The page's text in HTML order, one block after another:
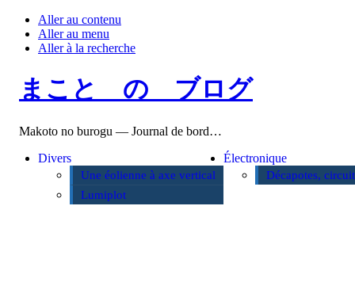
Aller au contenu
Aller au menu
Aller à la recherche
まこと の ブログ
Makoto no burogu — Journal de bord…
Divers
Une éolienne à axe vertical
Lumiplot
Électronique
Décapotes,